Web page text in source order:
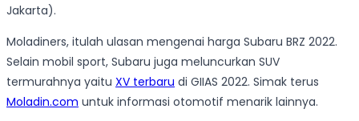
Jakarta).
Moladiners, itulah ulasan mengenai harga Subaru BRZ 2022.
Selain mobil sport, Subaru juga meluncurkan SUV
termurahnya yaitu XV terbaru di GIIAS 2022. Simak terus
Moladin.com untuk informasi otomotif menarik lainnya.